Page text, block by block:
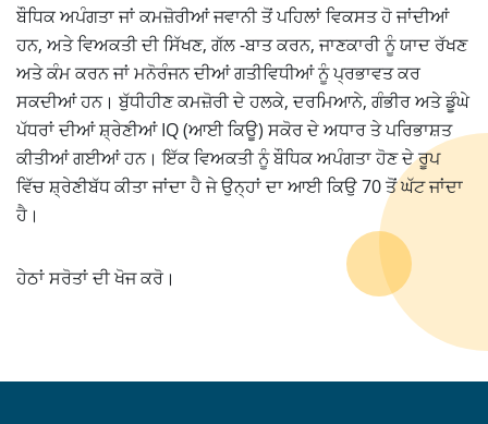
ਬੌਧਿਕ ਅਪੰਗਤਾ ਜਾਂ ਕਮਜ਼ੋਰੀਆਂ ਜਵਾਨੀ ਤੋਂ ਪਹਿਲਾਂ ਵਿਕਸਤ ਹੋ ਜਾਂਦੀਆਂ
ਹਨ, ਅਤੇ ਵਿਅਕਤੀ ਦੀ ਸਿੱਖਣ, ਗੱਲ -ਬਾਤ ਕਰਨ, ਜਾਣਕਾਰੀ ਨੂੰ ਯਾਦ ਰੱਖਣ
ਅਤੇ ਕੰਮ ਕਰਨ ਜਾਂ ਮਨੋਰੰਜਨ ਦੀਆਂ ਗਤੀਵਿਧੀਆਂ ਨੂੰ ਪ੍ਰਭਾਵਤ ਕਰ
ਸਕਦੀਆਂ ਹਨ। ਬੁੱਧੀਹੀਣ ਕਮਜ਼ੋਰੀ ਦੇ ਹਲਕੇ, ਦਰਮਿਆਨੇ, ਗੰਭੀਰ ਅਤੇ ਡੂੰਘੇ
ਪੱਧਰਾਂ ਦੀਆਂ ਸ਼੍ਰੇਣੀਆਂ IQ (ਆਈ ਕਿਊ) ਸਕੋਰ ਦੇ ਅਧਾਰ ਤੇ ਪਰਿਭਾਸ਼ਤ
ਕੀਤੀਆਂ ਗਈਆਂ ਹਨ। ਇੱਕ ਵਿਅਕਤੀ ਨੂੰ ਬੌਧਿਕ ਅਪੰਗਤਾ ਹੋਣ ਦੇ ਰੂਪ
ਵਿੱਚ ਸ਼੍ਰੇਣੀਬੱਧ ਕੀਤਾ ਜਾਂਦਾ ਹੈ ਜੇ ਉਨ੍ਹਾਂ ਦਾ ਆਈ ਕਿਉ 70 ਤੋਂ ਘੱਟ ਜਾਂਦਾ
ਹੈ।
ਹੇਠਾਂ ਸਰੋਤਾਂ ਦੀ ਖੋਜ ਕਰੋ।